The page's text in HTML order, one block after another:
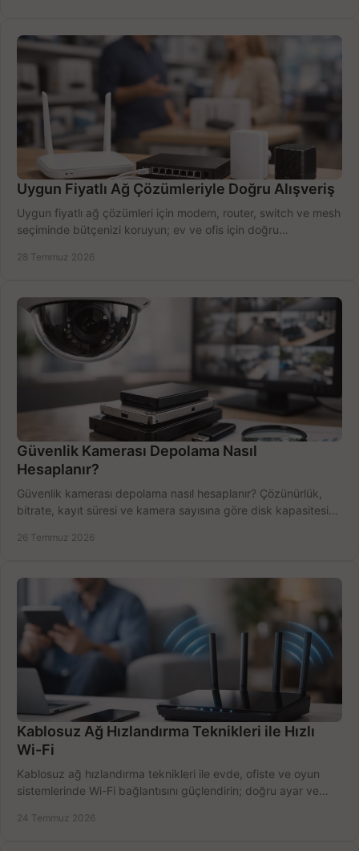
Uygun Fiyatlı Ağ Çözümleriyle Doğru Alışveriş
Uygun fiyatlı ağ çözümleri için modem, router, switch ve mesh
seçiminde bütçenizi koruyun; ev ve ofis için doğru
28 Temmuz 2026
Güvenlik Kamerası Depolama Nasıl
Hesaplanır?
Güvenlik kamerası depolama nasıl hesaplanır? Çözünürlük,
bitrate, kayıt süresi ve kamera sayısına göre disk kapasitesini
26 Temmuz 2026
Kablosuz Ağ Hızlandırma Teknikleri ile Hızlı
Wi-Fi
Kablosuz ağ hızlandırma teknikleri ile evde, ofiste ve oyun
sistemlerinde Wi-Fi bağlantısını güçlendirin; doğru ayar ve
24 Temmuz 2026